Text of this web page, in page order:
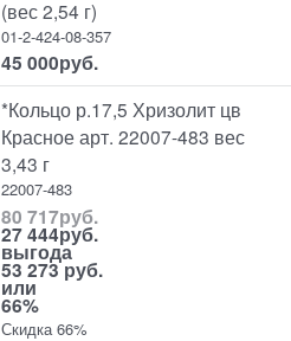
(вес 2,54 г)
01-2-424-08-357
45 000руб.
*Кольцо р.17,5 Хризолит цв
Красное арт. 22007-483 вес
3,43 г
22007-483
80 717руб.
27 444руб.
выгода
53 273 руб.
или
66%
Скидка 66%